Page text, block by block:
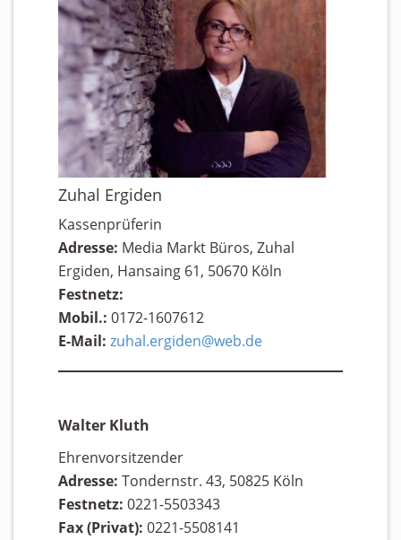
Zuhal Ergiden
Kassenprüferin
Adresse: Media Markt Büros, Zuhal
Ergiden, Hansaing 61, 50670 Köln
Festnetz:
Mobil.: 0172-1607612
E-Mail: zuhal.ergiden@web.de
Walter Kluth
Ehrenvorsitzender
Adresse: Tondernstr. 43, 50825 Köln
Festnetz: 0221-5503343
Fax (Privat): 0221-5508141